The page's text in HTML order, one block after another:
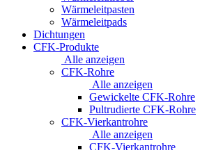
Wärmeleitpasten
Wärmeleitpads
Dichtungen
CFK-Produkte
Alle anzeigen
CFK-Rohre
Alle anzeigen
Gewickelte CFK-Rohre
Pultrudierte CFK-Rohre
CFK-Vierkantrohre
Alle anzeigen
CFK-Vierkantrohre